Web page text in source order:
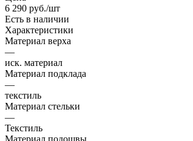
6 290 руб./шт
Есть в наличии
Характеристики
Материал верха
—
иск. материал
Материал подклада
—
текстиль
Материал стельки
—
Текстиль
Материал подошвы